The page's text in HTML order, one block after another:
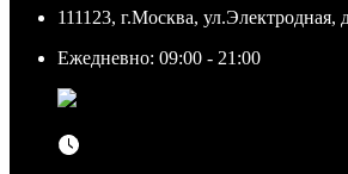
111123, г.Москва, ул.Электродная,
Ежедневно: 09:00 - 21:00